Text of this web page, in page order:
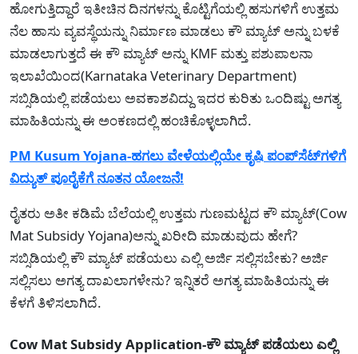
ಹೋಗುತ್ತಿದ್ದಾರೆ ಇತೀಚಿನ ದಿನಗಳನ್ನು ಕೊಟ್ಟಿಗೆಯಲ್ಲಿ ಹಸುಗಳಿಗೆ ಉತ್ತಮ
ನೆಲ ಹಾಸು ವ್ಯವಸ್ಥೆಯನ್ನು ನಿರ್ಮಾಣ ಮಾಡಲು ಕೌ ಮ್ಯಾಟ್ ಅನ್ನು ಬಳಕೆ
ಮಾಡಲಾಗುತ್ತದೆ ಈ ಕೌ ಮ್ಯಾಟ್ ಅನ್ನು KMF ಮತ್ತು ಪಶುಪಾಲನಾ
ಇಲಾಖೆಯಿಂದ(Karnataka Veterinary Department)
ಸಬ್ಸಿಡಿಯಲ್ಲಿ ಪಡೆಯಲು ಅವಕಾಶವಿದ್ದು ಇದರ ಕುರಿತು ಒಂದಿಷ್ಟು ಅಗತ್ಯ
ಮಾಹಿತಿಯನ್ನು ಈ ಅಂಕಣದಲ್ಲಿ ಹಂಚಿಕೊಳ್ಳಲಾಗಿದೆ.
PM Kusum Yojana-ಹಗಲು ವೇಳೆಯಲ್ಲಿಯೇ ಕೃಷಿ ಪಂಪ್‌ಸೆಟ್‌ಗಳಿಗೆ
ವಿದ್ಯುತ್ ಪೂರೈಕೆಗೆ ನೂತನ ಯೋಜನೆ!
ರೈತರು ಅತೀ ಕಡಿಮೆ ಬೆಲೆಯಲ್ಲಿ ಉತ್ತಮ ಗುಣಮಟ್ಟದ ಕೌ ಮ್ಯಾಟ್(Cow
Mat Subsidy Yojana)ಅನ್ನು ಖರೀದಿ ಮಾಡುವುದು ಹೇಗೆ?
ಸಬ್ಸಿಡಿಯಲ್ಲಿ ಕೌ ಮ್ಯಾಟ್ ಪಡೆಯಲು ಎಲ್ಲಿ ಅರ್ಜಿ ಸಲ್ಲಿಸಬೇಕು? ಅರ್ಜಿ
ಸಲ್ಲಿಸಲು ಅಗತ್ಯ ದಾಖಲಾಗಳೇನು? ಇನ್ನಿತರೆ ಅಗತ್ಯ ಮಾಹಿತಿಯನ್ನು ಈ
ಕೆಳಗೆ ತಿಳಿಸಲಾಗಿದೆ.
Cow Mat Subsidy Application-ಕೌ ಮ್ಯಾಟ್ ಪಡೆಯಲು ಎಲ್ಲಿ